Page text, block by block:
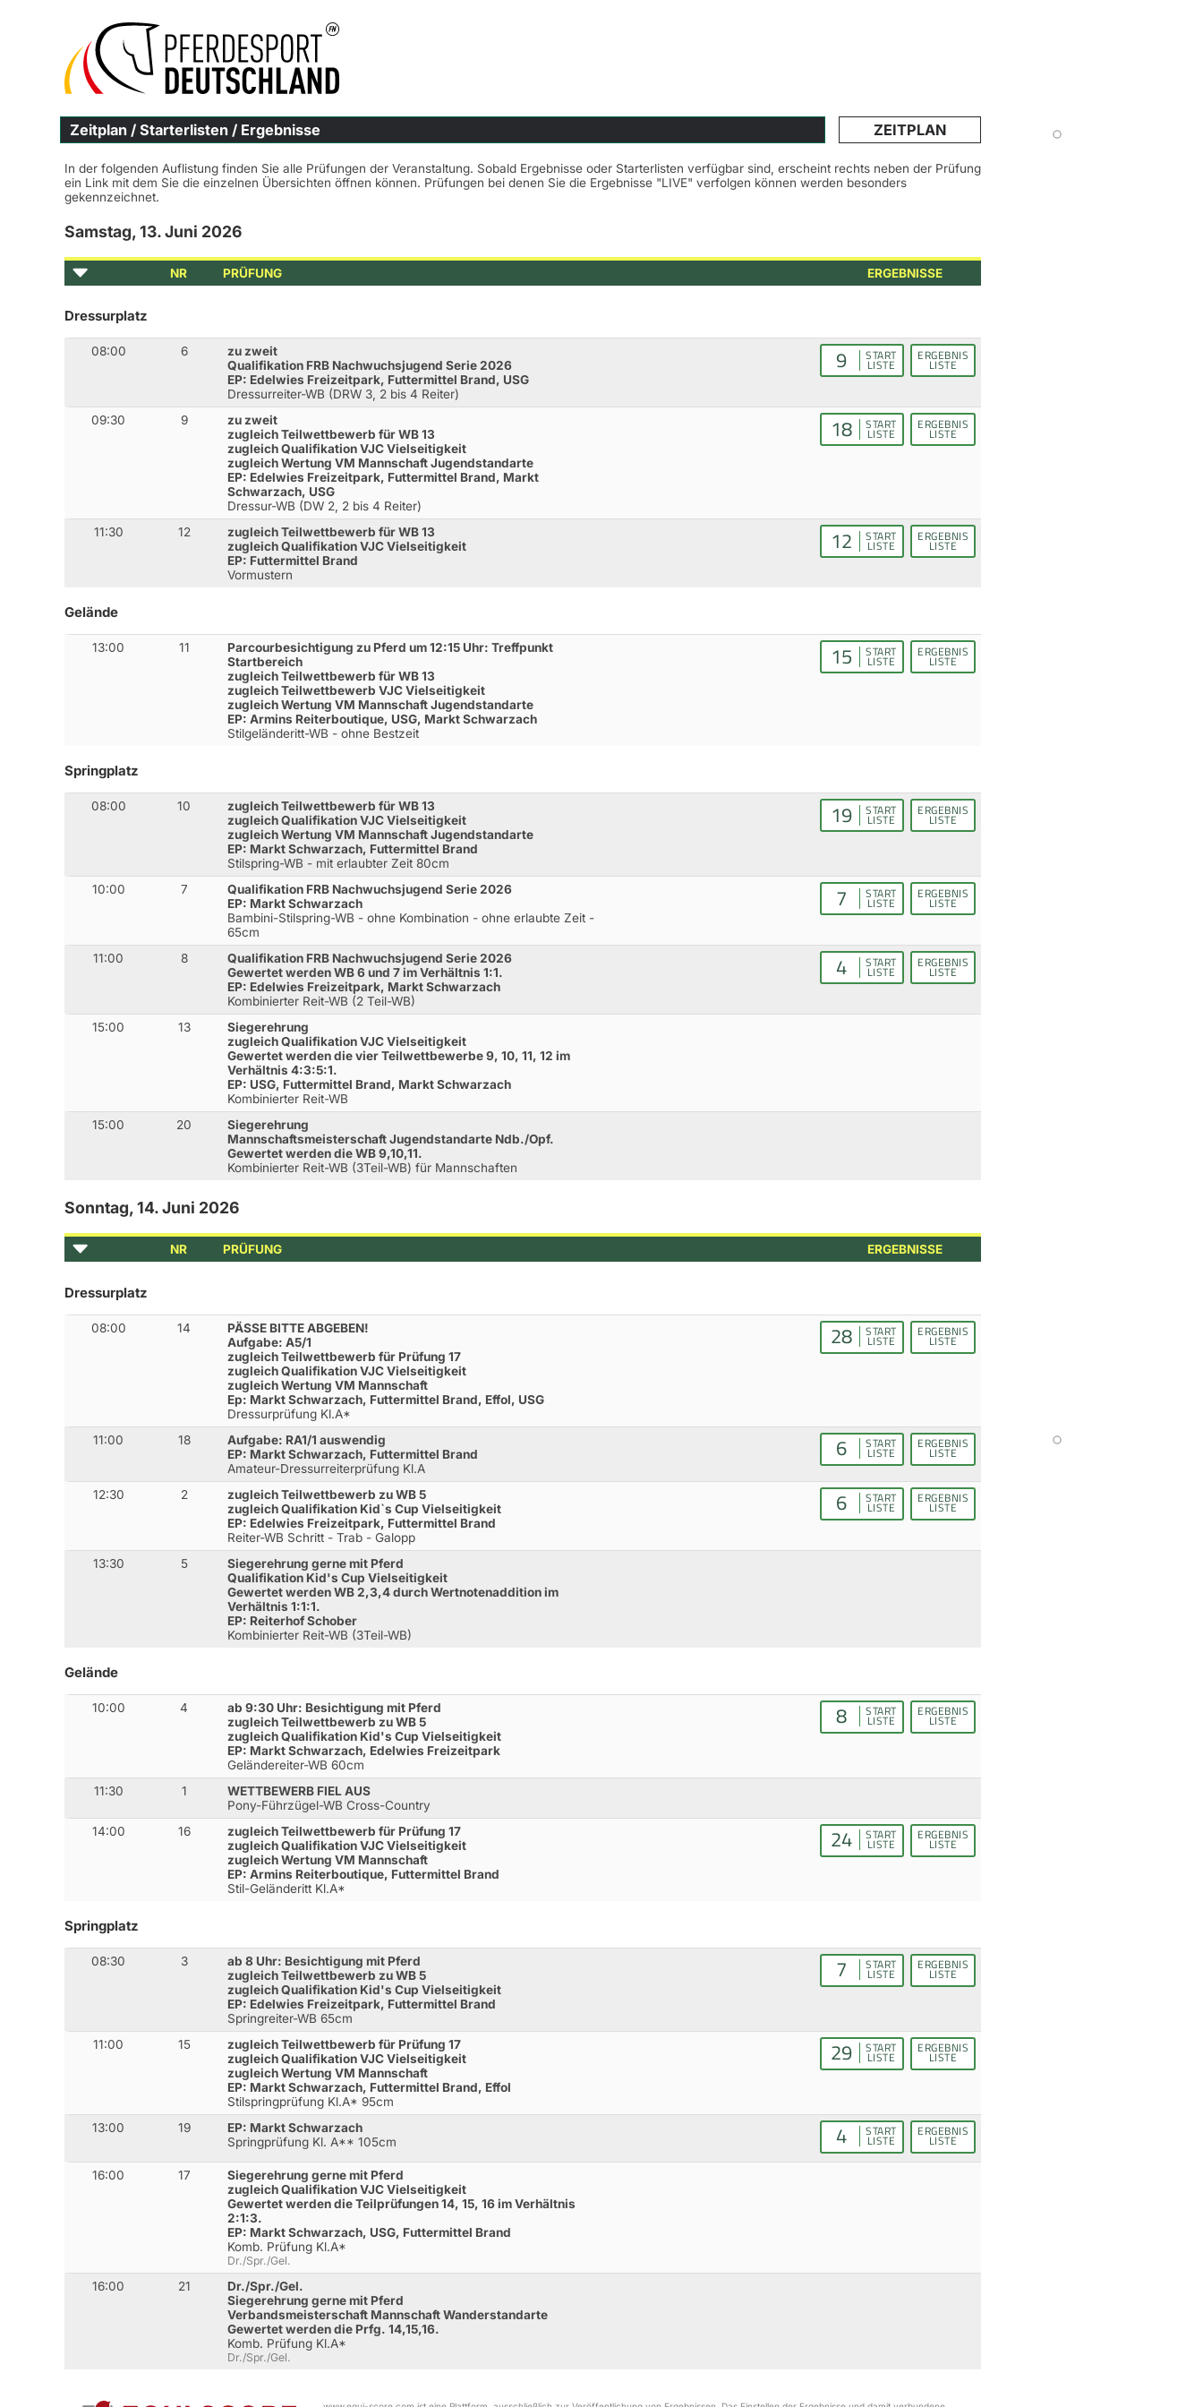
Zeitplan / Starterlisten / Ergebnisse ZEITPLAN
In der folgenden Auflistung finden Sie alle Prüfungen der Veranstaltung. Sobald Ergebnisse oder Starterlisten verfügbar sind, erscheint rechts neben der Prüfung
ein Link mit dem Sie die einzelnen Übersichten öffnen können. Prüfungen bei denen Sie die Ergebnisse "LIVE" verfolgen können werden besonders
gekennzeichnet.
Samstag, 13. Juni 2026
NR PRÜFUNG ERGEBNISSE
Dressurplatz
08:00 6
zu zweit
Qualifikation FRB Nachwuchsjugend Serie 2026
EP: Edelwies Freizeitpark, Futtermittel Brand, USG
Dressurreiter-WB (DRW 3, 2 bis 4 Reiter)
9 START
LISTE
ERGEBNIS
LISTE
09:30 9
zu zweit
zugleich Teilwettbewerb für WB 13
zugleich Qualifikation VJC Vielseitigkeit
zugleich Wertung VM Mannschaft Jugendstandarte
EP: Edelwies Freizeitpark, Futtermittel Brand, Markt
Schwarzach, USG
Dressur-WB (DW 2, 2 bis 4 Reiter)
18 START
LISTE
ERGEBNIS
LISTE
11:30 12
zugleich Teilwettbewerb für WB 13
zugleich Qualifikation VJC Vielseitigkeit
EP: Futtermittel Brand
Vormustern
12 START
LISTE
ERGEBNIS
LISTE
Gelände
13:00 11
Parcourbesichtigung zu Pferd um 12:15 Uhr: Treffpunkt
Startbereich
zugleich Teilwettbewerb für WB 13
zugleich Teilwettbewerb VJC Vielseitigkeit
zugleich Wertung VM Mannschaft Jugendstandarte
EP: Armins Reiterboutique, USG, Markt Schwarzach
Stilgeländeritt-WB - ohne Bestzeit
15 START
LISTE
ERGEBNIS
LISTE
Springplatz
08:00 10
zugleich Teilwettbewerb für WB 13
zugleich Qualifikation VJC Vielseitigkeit
zugleich Wertung VM Mannschaft Jugendstandarte
EP: Markt Schwarzach, Futtermittel Brand
Stilspring-WB - mit erlaubter Zeit 80cm
19 START
LISTE
ERGEBNIS
LISTE
10:00 7
Qualifikation FRB Nachwuchsjugend Serie 2026
EP: Markt Schwarzach
Bambini-Stilspring-WB - ohne Kombination - ohne erlaubte Zeit -
65cm
7 START
LISTE
ERGEBNIS
LISTE
11:00 8
Qualifikation FRB Nachwuchsjugend Serie 2026
Gewertet werden WB 6 und 7 im Verhältnis 1:1.
EP: Edelwies Freizeitpark, Markt Schwarzach
Kombinierter Reit-WB (2 Teil-WB)
4 START
LISTE
ERGEBNIS
LISTE
15:00 13
Siegerehrung
zugleich Qualifikation VJC Vielseitigkeit
Gewertet werden die vier Teilwettbewerbe 9, 10, 11, 12 im
Verhältnis 4:3:5:1.
EP: USG, Futtermittel Brand, Markt Schwarzach
Kombinierter Reit-WB
15:00
20
Siegerehrung
Mannschaftsmeisterschaft Jugendstandarte Ndb./Opf.
Gewertet werden die WB 9,10,11.
Kombinierter Reit-WB (3Teil-WB) für Mannschaften
Sonntag, 14. Juni 2026
NR PRÜFUNG ERGEBNISSE
Dressurplatz
08:00 14
PÄSSE BITTE ABGEBEN!
Aufgabe: A5/1
zugleich Teilwettbewerb für Prüfung 17
zugleich Qualifikation VJC Vielseitigkeit
zugleich Wertung VM Mannschaft
Ep: Markt Schwarzach, Futtermittel Brand, Effol, USG
Dressurprüfung Kl.A*
28 START
LISTE
ERGEBNIS
LISTE
11:00 18
Aufgabe: RA1/1 auswendig
EP: Markt Schwarzach, Futtermittel Brand
Amateur-Dressurreiterprüfung Kl.A
6 START
LISTE
ERGEBNIS
LISTE
12:30 2
zugleich Teilwettbewerb zu WB 5
zugleich Qualifikation Kid`s Cup Vielseitigkeit
EP: Edelwies Freizeitpark, Futtermittel Brand
Reiter-WB Schritt - Trab - Galopp
6 START
LISTE
ERGEBNIS
LISTE
13:30 5
Siegerehrung gerne mit Pferd
Qualifikation Kid's Cup Vielseitigkeit
Gewertet werden WB 2,3,4 durch Wertnotenaddition im
Verhältnis 1:1:1.
EP: Reiterhof Schober
Kombinierter Reit-WB (3Teil-WB)
Gelände
10:00 4
ab 9:30 Uhr: Besichtigung mit Pferd
zugleich Teilwettbewerb zu WB 5
zugleich Qualifikation Kid's Cup Vielseitigkeit
EP: Markt Schwarzach, Edelwies Freizeitpark
Geländereiter-WB 60cm
8 START
LISTE
ERGEBNIS
LISTE
11:30 1
WETTBEWERB FIEL AUS
Pony-Führzügel-WB Cross-Country
14:00
16
zugleich Teilwettbewerb für Prüfung 17
zugleich Qualifikation VJC Vielseitigkeit
zugleich Wertung VM Mannschaft
EP: Armins Reiterboutique, Futtermittel Brand
Stil-Geländeritt Kl.A*
24 START
LISTE
ERGEBNIS
LISTE
Springplatz
08:30 3
ab 8 Uhr: Besichtigung mit Pferd
zugleich Teilwettbewerb zu WB 5
zugleich Qualifikation Kid's Cup Vielseitigkeit
EP: Edelwies Freizeitpark, Futtermittel Brand
Springreiter-WB 65cm
7 START
LISTE
ERGEBNIS
LISTE
11:00 15
zugleich Teilwettbewerb für Prüfung 17
zugleich Qualifikation VJC Vielseitigkeit
zugleich Wertung VM Mannschaft
EP: Markt Schwarzach, Futtermittel Brand, Effol
Stilspringprüfung Kl.A* 95cm
29 START
LISTE
ERGEBNIS
LISTE
13:00 19
EP: Markt Schwarzach
Springprüfung Kl. A** 105cm
4 START
LISTE
ERGEBNIS
LISTE
16:00 17
Siegerehrung gerne mit Pferd
zugleich Qualifikation VJC Vielseitigkeit
Gewertet werden die Teilprüfungen 14, 15, 16 im Verhältnis
2:1:3.
EP: Markt Schwarzach, USG, Futtermittel Brand
Komb. Prüfung Kl.A*
Dr./Spr./Gel.
16:00 21
Dr./Spr./Gel.
Siegerehrung gerne mit Pferd
Verbandsmeisterschaft Mannschaft Wanderstandarte
Gewertet werden die Prfg. 14,15,16.
Komb. Prüfung Kl.A*
Dr./Spr./Gel.